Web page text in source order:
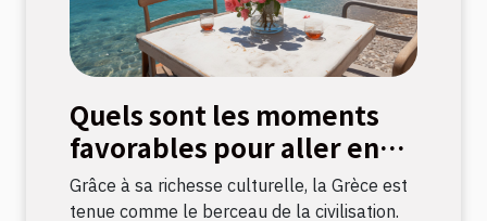
Quels sont les moments
favorables pour aller en
Grèce ?
Grâce à sa richesse culturelle, la Grèce est
tenue comme le berceau de la civilisation.